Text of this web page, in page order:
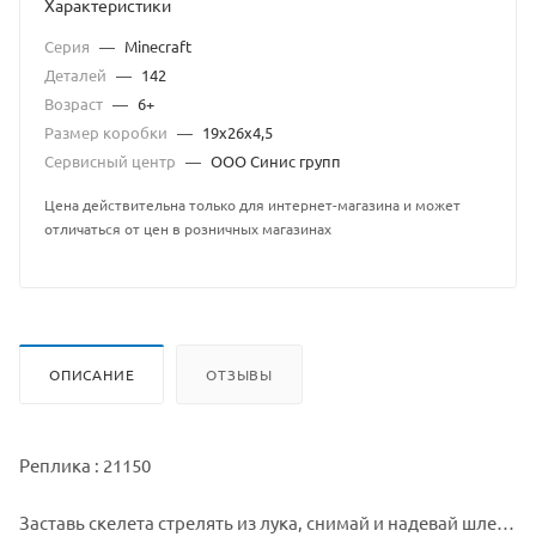
Характеристики
Серия — Minecraft
Деталей — 142
Возраст — 6+
Размер коробки — 19х26х4,5
Сервисный центр — ООО Синис групп
Цена действительна только для интернет-магазина и может
отличаться от цен в розничных магазинах
ОПИСАНИЕ ОТЗЫВЫ
Реплика : 21150
Заставь скелета стрелять из лука, снимай и надевай шлем